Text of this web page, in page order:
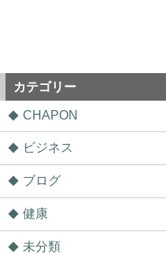
カテゴリー
CHAPON
ビジネス
ブログ
健康
未分類